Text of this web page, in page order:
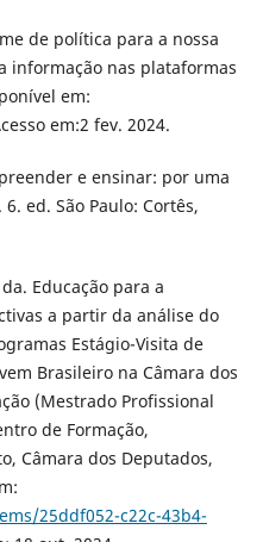
de política para a nossa
informação nas plataformas
em:
em:2 fev. 2024.
e ensinar: por uma
ed. São Paulo: Cortês,
Educação para a
a partir da análise do
Estágio-Visita de
Brasileiro na Câmara dos
(Mestrado Profissional
de Formação,
Câmara dos Deputados,
25ddf052-c22c-43b4-